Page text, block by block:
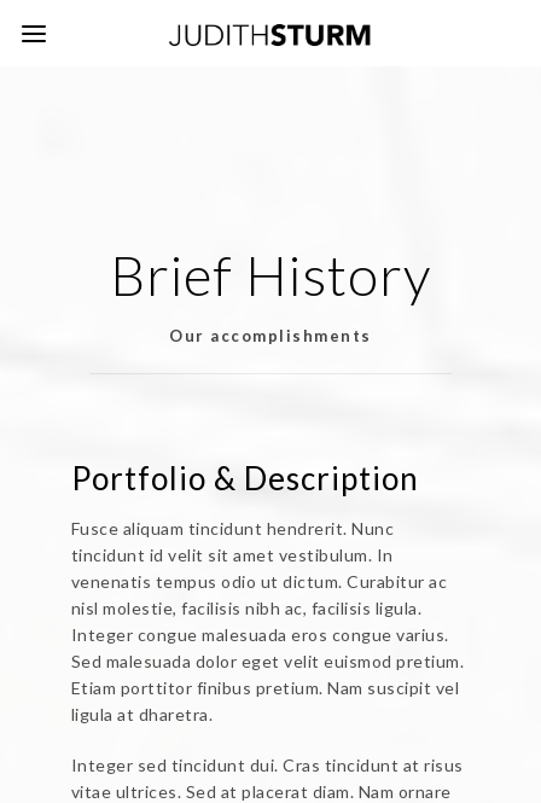
Brief History
Our accomplishments
Portfolio & Description
Fusce aliquam tincidunt hendrerit. Nunc
tincidunt id velit sit amet vestibulum. In
venenatis tempus odio ut dictum. Curabitur ac
nisl molestie, facilisis nibh ac, facilisis ligula.
Integer congue malesuada eros congue varius.
Sed malesuada dolor eget velit euismod pretium.
Etiam porttitor finibus pretium. Nam suscipit vel
ligula at dharetra.
Integer sed tincidunt dui. Cras tincidunt at risus
vitae ultrices. Sed at placerat diam. Nam ornare